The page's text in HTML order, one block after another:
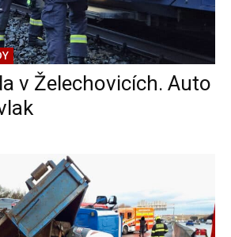
v Želechovicích. Auto